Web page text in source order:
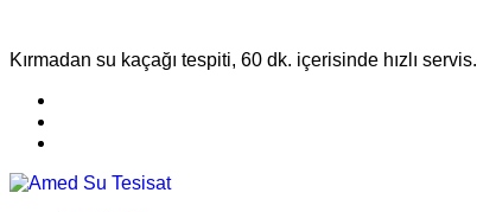
Kırmadan su kaçağı tespiti, 60 dk. içerisinde hızlı servis.